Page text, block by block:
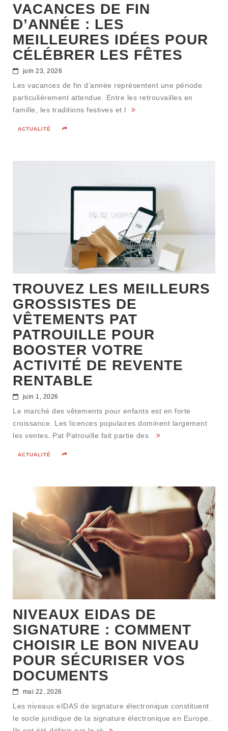
VACANCES DE FIN
D’ANNÉE : LES
MEILLEURES IDÉES POUR
CÉLÉBRER LES FÊTES
juin 23, 2026
Les vacances de fin d’année représentent une période
particulièrement attendue. Entre les retrouvailles en
famille, les traditions festives et l
ACTUALITÉ
TROUVEZ LES MEILLEURS
GROSSISTES DE
VÊTEMENTS PAT
PATROUILLE POUR
BOOSTER VOTRE
ACTIVITÉ DE REVENTE
RENTABLE
juin 1, 2026
Le marché des vêtements pour enfants est en forte
croissance. Les licences populaires dominent largement
les ventes. Pat Patrouille fait partie des
ACTUALITÉ
NIVEAUX EIDAS DE
SIGNATURE : COMMENT
CHOISIR LE BON NIVEAU
POUR SÉCURISER VOS
DOCUMENTS
mai 22, 2026
Les niveaux eIDAS de signature électronique constituent
le socle juridique de la signature électronique en Europe.